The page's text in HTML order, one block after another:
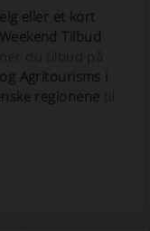
eller et kort
Weekend Tilbud
du tilbud på
Agritourisms i
regionene til